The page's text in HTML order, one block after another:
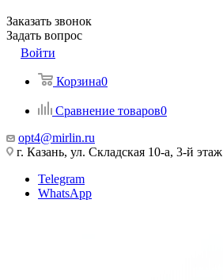
Заказать звонок
Задать вопрос
Войти
Корзина0
Сравнение товаров0
opt4@mirlin.ru
г. Казань, ул. Складская 10-а, 3-й этаж
Telegram
WhatsApp